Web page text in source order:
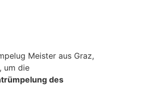
Meister aus Graz,
, um die
des